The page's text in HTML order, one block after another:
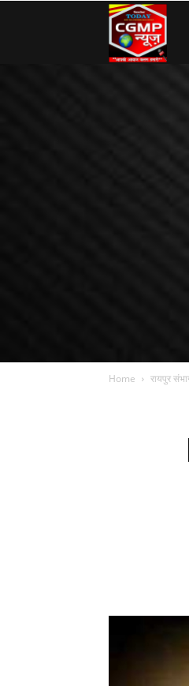
Home रायपुर